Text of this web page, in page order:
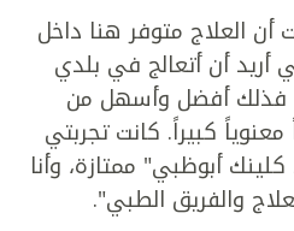
العلاج متوفر هنا داخل
أريد أن أتعالج في بلدي
فذلك أفضل وأسهل من
كبيراً. كانت تجربتي
أبوظبي" ممتازة، وأنا
والفريق الطبي".